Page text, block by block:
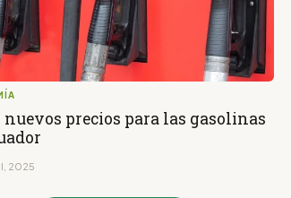
nuevos precios para las gasolinas
2025